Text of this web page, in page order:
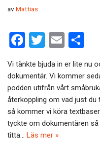
avMattias
F
ce
b
o
o
k
T
tt
er
E
ail a
Vi tänkte bjuda in er lite nu
dokumentär. Vi kommer
podden utifrån vårt
återkoppling om vad just
så kommer vi köra
tyckte om dokumentären
titta… Läs mer »